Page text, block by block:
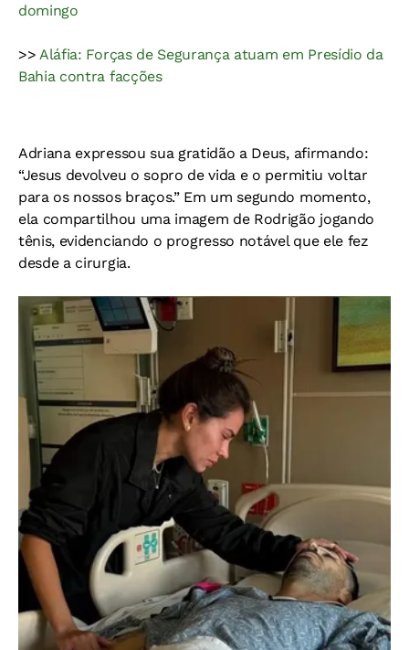
domingo
>> Aláfia: Forças de Segurança atuam em Presídio da
Bahia contra facções
Adriana expressou sua gratidão a Deus, afirmando:
“Jesus devolveu o sopro de vida e o permitiu voltar
para os nossos braços.” Em um segundo momento,
ela compartilhou uma imagem de Rodrigão jogando
tênis, evidenciando o progresso notável que ele fez
desde a cirurgia.